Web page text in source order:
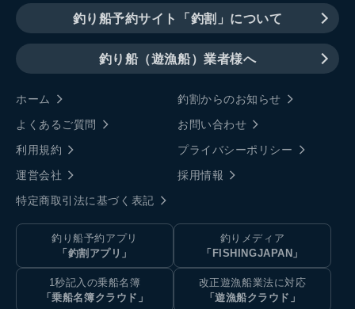
釣り船予約サイト「釣割」について
釣り船（遊漁船）業者様へ
ホーム
釣割からのお知らせ
よくあるご質問
お問い合わせ
利用規約
プライバシーポリシー
運営会社
採用情報
特定商取引法に基づく表記
釣り船予約アプリ
「釣割アプリ」
釣りメディア
「FISHINGJAPAN」
1秒記入の乗船名簿
「乗船名簿クラウド」
改正遊漁船業法に対応
「遊漁船クラウド」